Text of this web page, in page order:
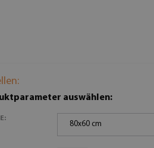
auswählen:
80x60 cm